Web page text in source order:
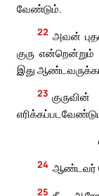
வேண்டும்.
22 அவன்
குரு
இது
23
24 ஆண்டவர்
25